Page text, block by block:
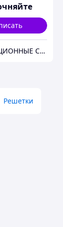
ВЕНТИЛЯЦИОННЫЕ СИСТЕМЫ. СИСТЕМЫ КОНДИЦИОНИРОВАНИЯ. КЛИМАТИЧЕСКАЯ ТЕХНИКА.
Решетки